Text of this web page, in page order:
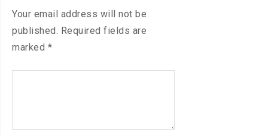
Your email address will not be
published. Required fields are
marked *